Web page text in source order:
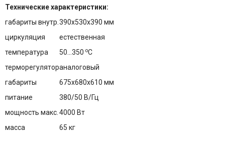
Технические характеристики:
габариты внутр.390х530х390 мм
циркуляция
естественная
температура
50...350 оC
терморегулятораналоговый
габариты
675х680х610 мм
питание
380/50 В/Гц
мощность макс.4000 Вт
масса
65 кг